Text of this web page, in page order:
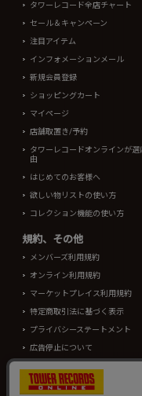
タワーレコード全店チャート
セール＆キャンペーン
注目アイテム
インフォメーションメール
新規会員登録
ショッピングカート
マイページ
店舗取置き/予約
タワーレコードオンラインが選
由
はじめてのお客様へ
欲しい物リストの使い方
コレクション機能の使い方
規約、その他
メンバーズ利用規約
オンライン利用規約
マーケットプレイス利用規約
特定商取引法に基づく表示
プライバシーステートメント
広告停止について